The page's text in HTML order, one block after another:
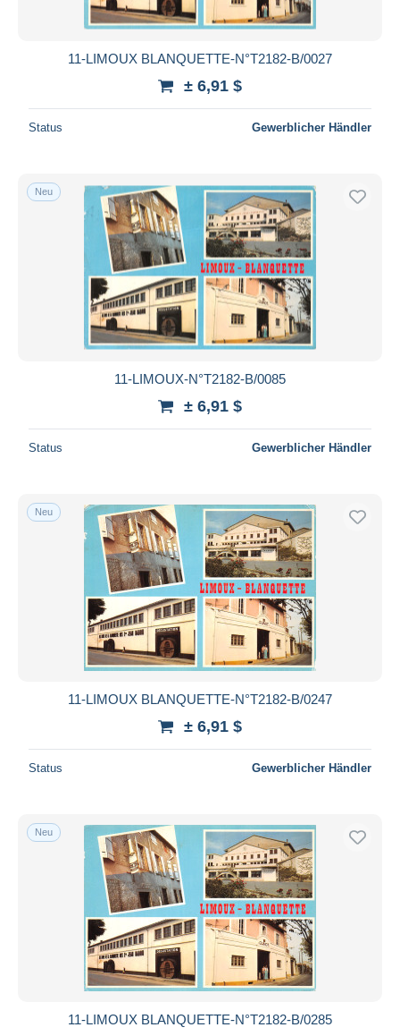
11-LIMOUX BLANQUETTE-N°T2182-B/0027
± 6,91 $
Status Gewerblicher Händler
Neu
11-LIMOUX-N°T2182-B/0085
± 6,91 $
Status Gewerblicher Händler
Neu
11-LIMOUX BLANQUETTE-N°T2182-B/0247
± 6,91 $
Status Gewerblicher Händler
Neu
11-LIMOUX BLANQUETTE-N°T2182-B/0285